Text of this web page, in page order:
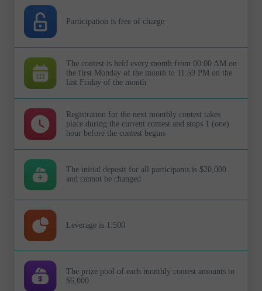
Participation is free of charge
The contest is held every month from 00:00 AM on
the first Monday of the month to 11:59 PM on the
last Friday of the month
Registration for the next monthly contest takes
place during the current contest and stops 1 (one)
hour before the contest begins
The initial deposit for all participants is $20,000
and cannot be changed
Leverage is 1:500
The prize pool of each monthly contest amounts to
$6,000